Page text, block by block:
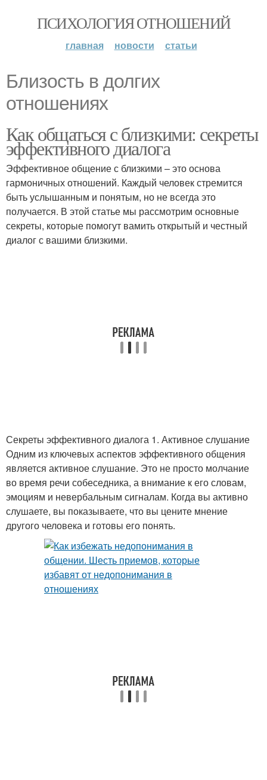
ПСИХОЛОГИЯ ОТНОШЕНИЙ
главная новости статьи
Близость в долгих
отношениях
Как общаться с близкими: секреты
эффективного диалога
Эффективное общение с близкими – это основа
гармоничных отношений. Каждый человек стремится
быть услышанным и понятым, но не всегда это
получается. В этой статье мы рассмотрим основные
секреты, которые помогут вамить открытый и честный
диалог с вашими близкими.
Секреты эффективного диалога 1. Активное слушание
Одним из ключевых аспектов эффективного общения
является активное слушание. Это не просто молчание
во время речи собеседника, а внимание к его словам,
эмоциям и невербальным сигналам. Когда вы активно
слушаете, вы показываете, что вы цените мнение
другого человека и готовы его понять.